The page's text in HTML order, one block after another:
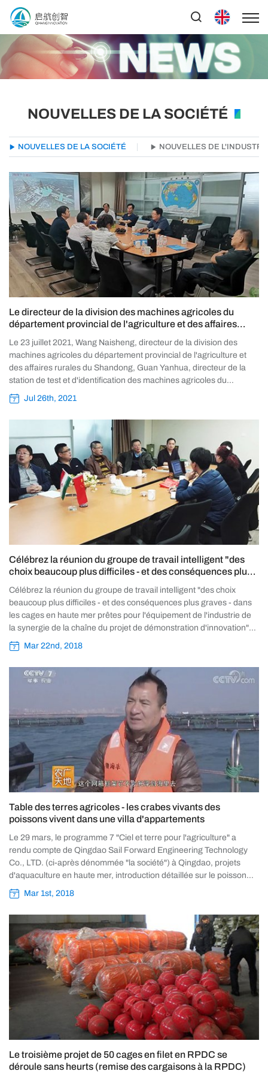
NOUVELLES DE LA SOCIÉTÉ
NOUVELLES DE LA SOCIÉTÉ NOUVELLES DE
Le directeur de la division des machines agricoles du
département provincial de l'agriculture et des affaires
à notre entreprise pour enquête et recherche.
Le 23 juillet 2021, Wang Naisheng, directeur de la division des
machines agricoles du département provincial de l'agriculture et
des affaires rurales du Shandong, Guan Yanhua, directeur de la
station de test et d'identification des machines agricoles du
Shandong
Jul 26th, 2021
Célébrez la réunion du groupe de travail intelligent "des
choix beaucoup plus difficiles - et des conséquences plus
l'équipement de l'industrie de la synergie de la chaîne du
projet de démonstr
Célébrez la réunion du groupe de travail intelligent "des choix
beaucoup plus difficiles - et des conséquences plus graves - dans
les cages en haute mer prêtes pour l'équipement de l'industrie de
la synergie de la chaîne du projet de démonstration d'innovation"
pour la première fois en 2017 ......
Mar 22nd, 2018
Table des terres agricoles - les crabes vivants des
poissons vivent dans une villa d'appartements
Le 29 mars, le programme 7 "Ciel et terre pour l'agriculture" a
rendu compte de Qingdao Sail Forward Engineering Technology
Co., LTD. (ci-après dénommée "la société") à Qingdao, projets
d'aquaculture en haute mer, introduction détaillée sur le poisson
Jun noir ......
Mar 1st, 2018
Le troisième projet de 50 cages en filet en RPDC se
déroule sans heurts (remise des cargaisons à la RPDC)